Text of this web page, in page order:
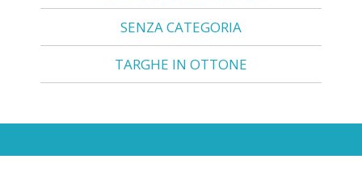
SENZA CATEGORIA
TARGHE IN OTTONE